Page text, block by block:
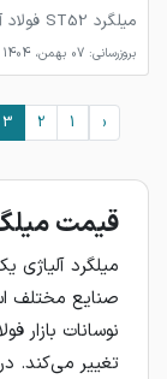
میلگرد ST52 فولاد آلیاژی ایران
بروزرسانی: 07 بهمن، 1404
‹
1
2
3
قیمت
میلگرد
صنایع مختلف
نوسانات بازار
تغییر می‌کند.